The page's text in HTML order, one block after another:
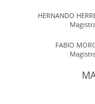
HERNANDO
FABIO